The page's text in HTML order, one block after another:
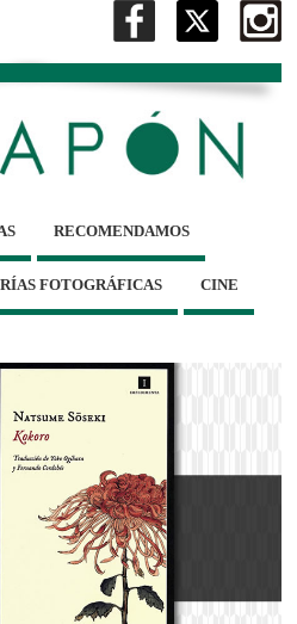
RECOMENDAMOS
FOTOGRÁFICAS CINE